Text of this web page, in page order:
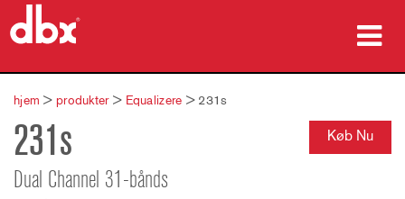
produkter
Case studies
hvor man kan købe
hjem >produkter> Equalizere > 231s
231s
Dual Channel 31-bånds
Køb Nu